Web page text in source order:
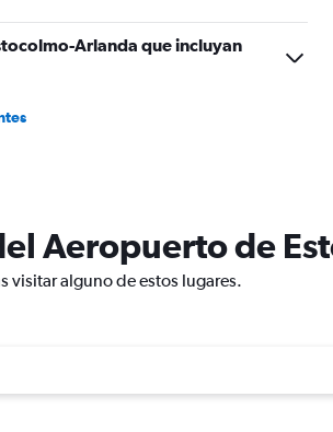
Arlanda que incluyan
Aeropuerto de
visitar alguno de estos lugares.